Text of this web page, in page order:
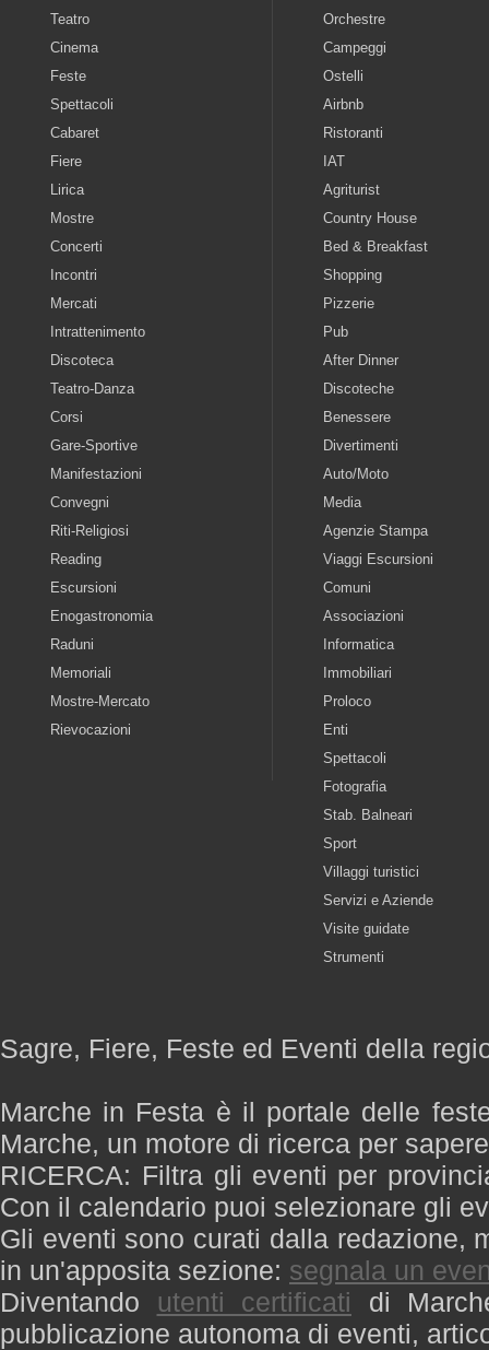
Teatro
Cinema
Feste
Spettacoli
Cabaret
Fiere
Lirica
Mostre
Concerti
Incontri
Mercati
Intrattenimento
Discoteca
Teatro-Danza
Corsi
Gare-Sportive
Manifestazioni
Convegni
Riti-Religiosi
Reading
Escursioni
Enogastronomia
Raduni
Memoriali
Mostre-Mercato
Rievocazioni
Orchestre
Campeggi
Ostelli
Airbnb
Ristoranti
IAT
Agriturist
Country House
Bed & Breakfast
Shopping
Pizzerie
Pub
After Dinner
Discoteche
Benessere
Divertimenti
Auto/Moto
Media
Agenzie Stampa
Viaggi Escursioni
Comuni
Associazioni
Informatica
Immobiliari
Proloco
Enti
Spettacoli
Fotografia
Stab. Balneari
Sport
Villaggi turistici
Servizi e Aziende
Visite guidate
Strumenti
Sagre, Fiere, Feste ed Eventi della
Marche in Festa è il portale delle
Marche, un motore di ricerca per
RICERCA: Filtra gli eventi per
Con il calendario puoi selezionare gli
Gli eventi sono curati dalla redazione,
in un'apposita sezione: segnala un
Diventando utenti certificati di
pubblicazione autonoma di eventi,